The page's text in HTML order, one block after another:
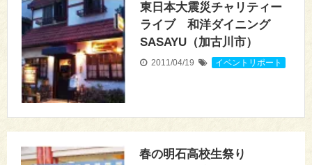
東日本大震災チャリティー
ライブ 和洋ダイニング
SASAYU（加古川市）
2011/04/19 イベントリポート
春の明石高校生祭り